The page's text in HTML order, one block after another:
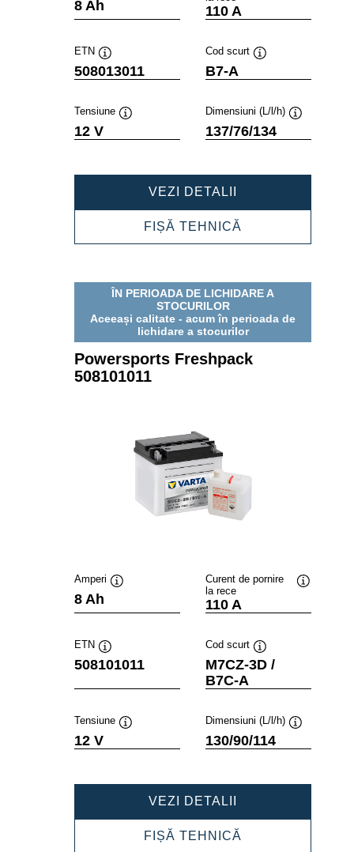
8 Ah 110 A
ETN
Tooltip
508013011
Cod scurt
B7-A
Tensiune
12 V
Dimensiuni (L/l/h)
137/76/134
VEZI DETALII
508013011
FIȘĂ TEHNICĂ
ÎN PERIOADA DE LICHIDARE A
STOCURILOR
Aceeași calitate - acum în perioada de
lichidare a stocurilor
Powersports Freshpack
508101011
Amperi
8 Ah
Curent de pornire
la rece
110 A
ETN
Tooltip
508101011
Cod scurt
Tooltip
M7CZ-3D /
B7C-A
Tensiune
12 V
Dimensiuni (L/l/h)
130/90/114
VEZI DETALII
508101011
FIȘĂ TEHNICĂ